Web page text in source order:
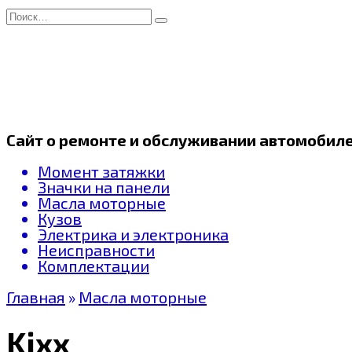
Перейти
к
Search
for:
Сайт о ремонте и обслуживании
Момент затяжки
Значки на панели
Масла моторные
Кузов
Электрика и электроника
Неисправности
Комплектации
Главная » Масла моторные
Kixx